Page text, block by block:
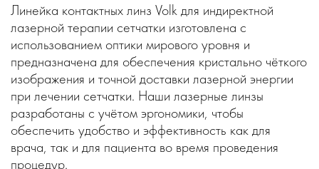
Линейка контактных линз Volk для индиректной
лазерной терапии сетчатки изготовлена с
использованием оптики мирового уровня и
предназначена для обеспечения кристально чёткого
изображения и точной доставки лазерной энергии
при лечении сетчатки. Наши лазерные линзы
разработаны с учётом эргономики, чтобы
обеспечить удобство и эффективность как для
врача, так и для пациента во время проведения
процедур.